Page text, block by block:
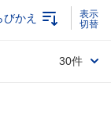
びかえ
30件